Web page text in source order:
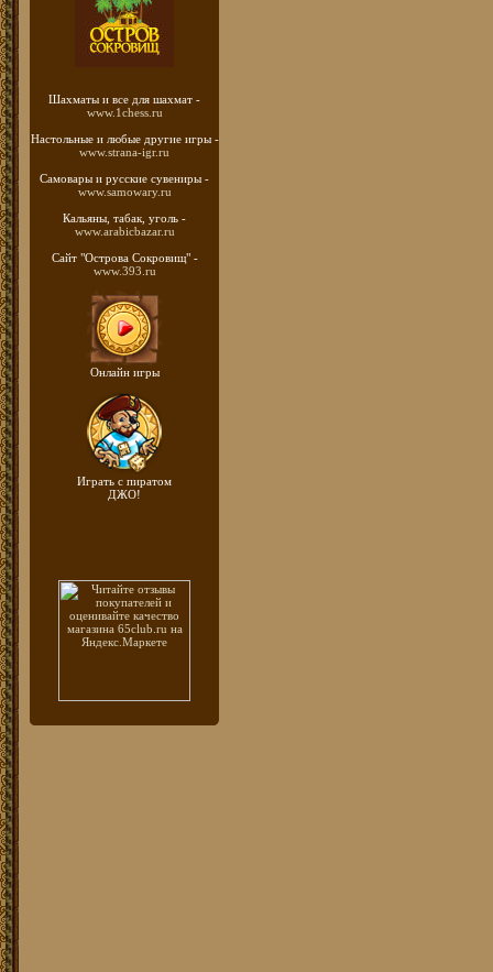
Шахматы и все для шахмат -
www.1chess.ru
Настольные и любые другие игры -
www.strana-igr.ru
Самовары и русские сувениры -
www.samowary.ru
Кальяны, табак, уголь -
www.arabicbazar.ru
Сайт "Острова Сокровищ" -
www.393.ru
Онлайн игры
Играть с пиратом
ДЖО!